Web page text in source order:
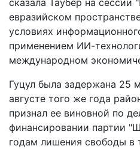
евразийском
условиях
применением ИИ-
международном
Гуцул была задержана 25
августе того же года
признал ее виновной по
финансировании партии
годам лишения свободы в